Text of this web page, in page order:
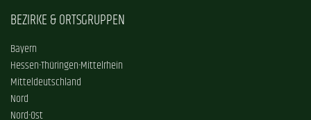
BEZIRKE & ORTSGRUPPEN
Bayern
Hessen-Thüringen-Mittelrhein
Mitteldeutschland
Nord
Nord-Ost